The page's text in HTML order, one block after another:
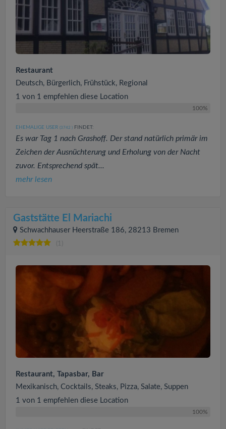
Restaurant
Deutsch, Bürgerlich, Frühstück, Regional
1 von 1 empfehlen diese Location
100%
EHEMALIGE USER (3742 ) FINDET:
Es war Tag 1 nach Grashoff. Der stand natürlich primär im
Zeichen der Ausnüchterung und Erholung von der Nacht
zuvor. Entsprechend spät...
mehr lesen
Gaststätte El Mariachi
Schwachhauser Heerstraße 186, 28213 Bremen
(1)
Restaurant, Tapasbar, Bar
Mexikanisch, Cocktails, Steaks, Pizza, Salate, Suppen
1 von 1 empfehlen diese Location
100%